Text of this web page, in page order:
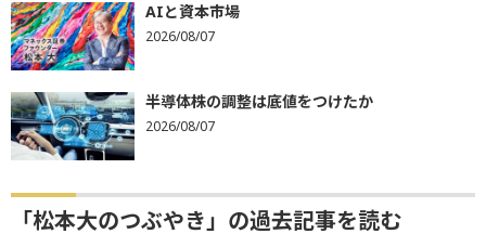
AIと資本市場
2026/08/07
半導体株の調整は底値をつけたか
2026/08/07
「松本大のつぶやき」の過去記事を読む